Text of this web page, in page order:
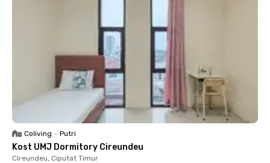
Coliving • Putri
Kost UMJ Dormitory Cireundeu
Cireundeu, Ciputat Timur